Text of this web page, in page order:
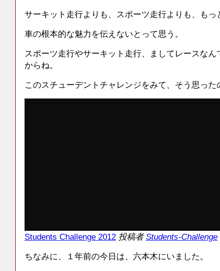
サーキット走行よりも、スポーツ走行よりも、もっ
車の根本的な魅力を伝えないとって思う。
スポーツ走行やサーキット走行、ましてレースな
からね。
このスチューデントチャレンジをみて、そう思った
Students Challenge 2012 投稿者Students-Challenge
ちなみに、１年前の今日は、六本木にいました。